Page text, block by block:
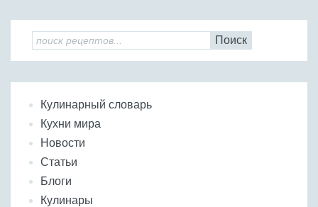
Поиск
Кулинарный словарь
Кухни мира
Новости
Статьи
Блоги
Кулинары